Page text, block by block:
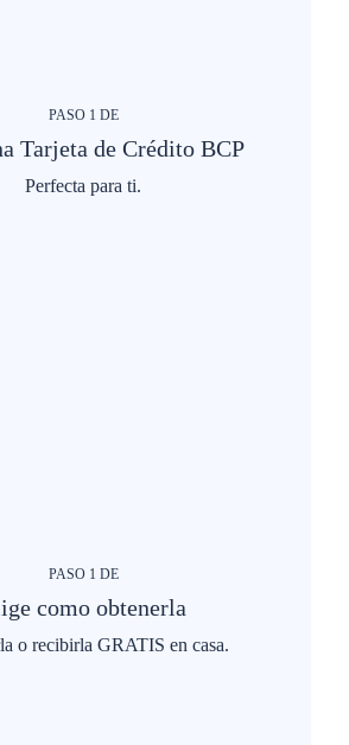
PASO 1 DE
Tarjeta de Crédito BCP
Perfecta para ti.
PASO 1 DE
como obtenerla
o recibirla GRATIS en casa.